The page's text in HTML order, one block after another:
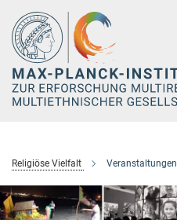
Hauptinhalt
Religiöse Vielfalt Veranstaltungen